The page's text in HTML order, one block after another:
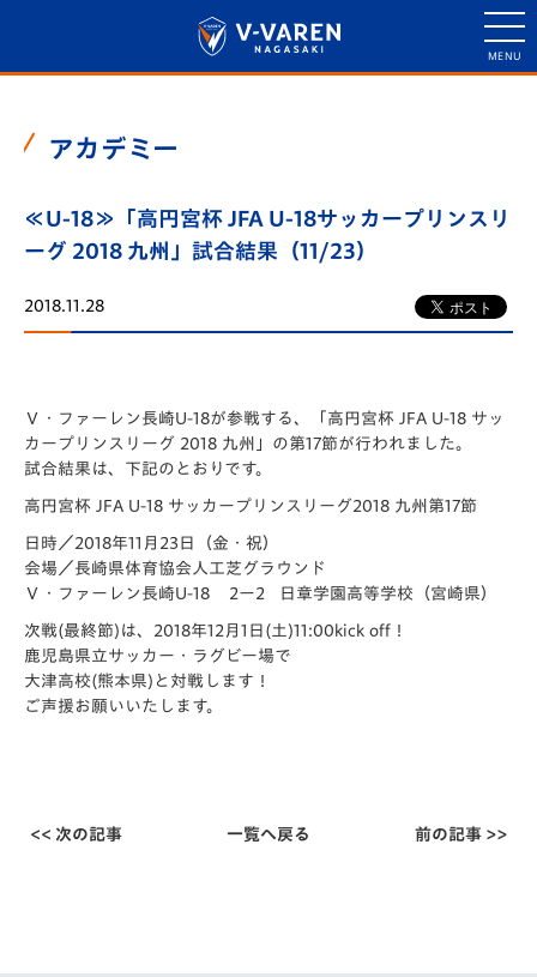
アカデミー
≪U-18≫「高円宮杯 JFA U-18サッカープリンスリ
ーグ 2018 九州」試合結果（11/23）
2018.11.28
Ｖ・ファーレン長崎U-18が参戦する、「高円宮杯 JFA U-18 サッ
カープリンスリーグ 2018 九州」の第17節が行われました。
試合結果は、下記のとおりです。
高円宮杯 JFA U-18 サッカープリンスリーグ2018 九州第17節
日時／2018年11月23日（金・祝）
会場／長崎県体育協会人工芝グラウンド
Ｖ・ファーレン長崎U-18 2ー2 日章学園高等学校（宮崎県）
次戦(最終節)は、2018年12月1日(土)11:00kick off！
鹿児島県立サッカー・ラグビー場で
大津高校(熊本県)と対戦します！
ご声援お願いいたします。
<< 次の記事 一覧へ戻る 前の記事 >>